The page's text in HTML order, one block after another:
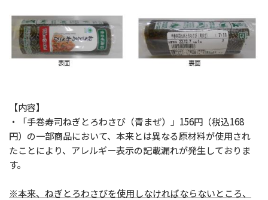
【内容】
・「手巻寿司ねぎとろわさび（青まぜ）」156円（税込168
円）の一部商品において、本来とは異なる原材料が使用され
たことにより、アレルギー表示の記載漏れが発生しておりま
す。
※本来、ねぎとろわさびを使用しなければならないところ、